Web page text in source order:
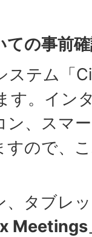
の事前
ステム「
す。イン
ン、スマ
すので、
タブレ
Meetings